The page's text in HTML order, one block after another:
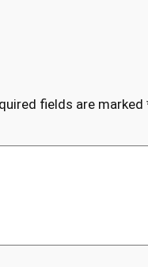
fields are marked